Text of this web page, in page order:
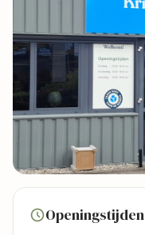
Bekijk kaart
Openingstijden